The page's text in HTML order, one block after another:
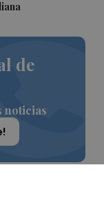
de
noticias